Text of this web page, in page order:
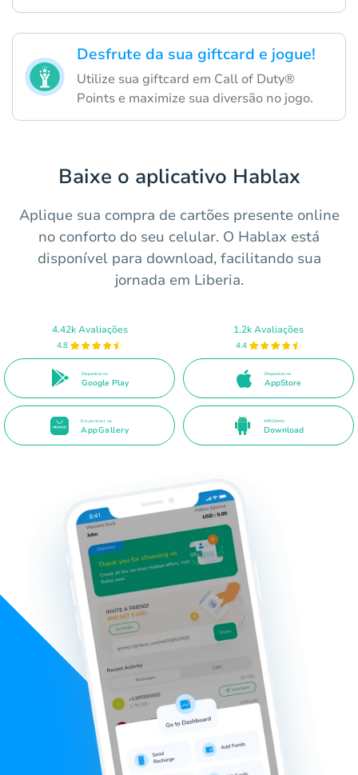
Desfrute da sua giftcard e jogue!
Utilize sua giftcard em Call of Duty®
Points e maximize sua diversão no jogo.
Baixe o aplicativo Hablax
Aplique sua compra de cartões presente online
no conforto do seu celular. O Hablax está
disponível para download, facilitando sua
jornada em Liberia.
4.42k Avaliações
4.8
Disponível no
Google Play
1.2k Avaliações
4.4
Disponível na
AppStore
Disponível na
AppGallery
APK Direto
Download